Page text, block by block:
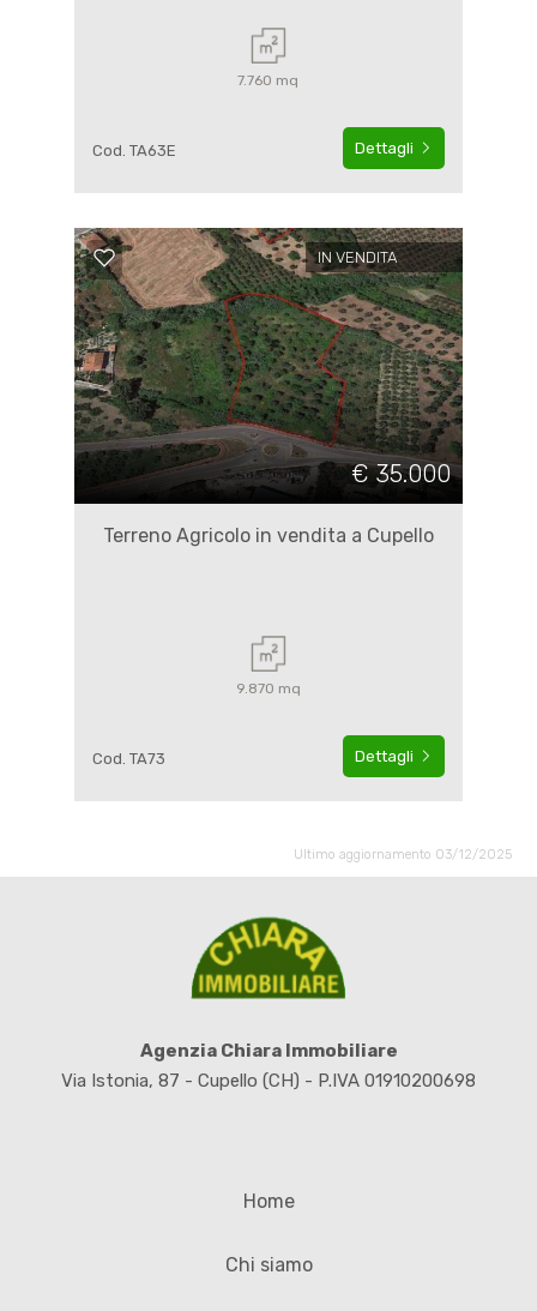
7.760 mq
Cod. TA63E Dettagli
IN VENDITA
€ 35.000
Terreno Agricolo in vendita a Cupello
9.870 mq
Cod. TA73 Dettagli
Ultimo aggiornamento 03/12/2025
Agenzia Chiara Immobiliare
Via Istonia, 87 - Cupello (CH) - P.IVA 01910200698
Home
Chi siamo